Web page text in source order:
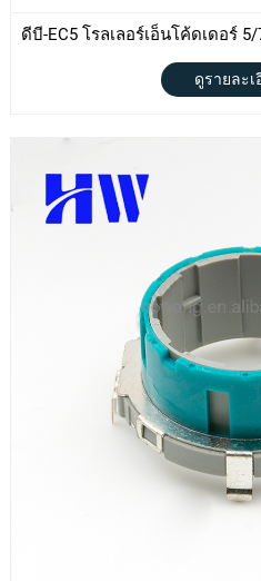
ดีบี-EC5 โรลเลอร์เอ็นโค้ดเดอร์
ของเมา
ดูรายละเ